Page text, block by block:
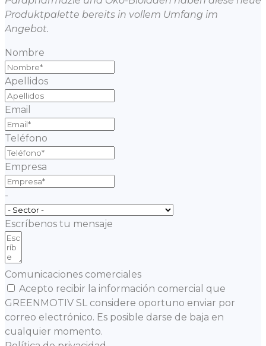
Produktpalette bereits in vollem Umfang im
Angebot.
Nombre
Apellidos
Email
Teléfono
Empresa
-
Escríbenos tu mensaje
Comunicaciones comerciales
Acepto recibir la información comercial que
GREENMOTIV SL considere oportuno enviar por
correo electrónico. Es posible darse de baja en
cualquier momento.